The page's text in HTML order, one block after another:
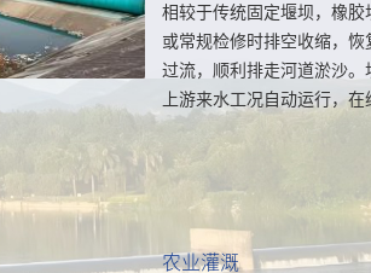
相较于传统固定堰坝，橡胶
或常规检修时排空收缩，恢
过流，顺利排走河道淤沙。
上游来水工况自动运行，在
需蓄水水位的同时，保障非
物洄游通道畅通。
农业灌溉